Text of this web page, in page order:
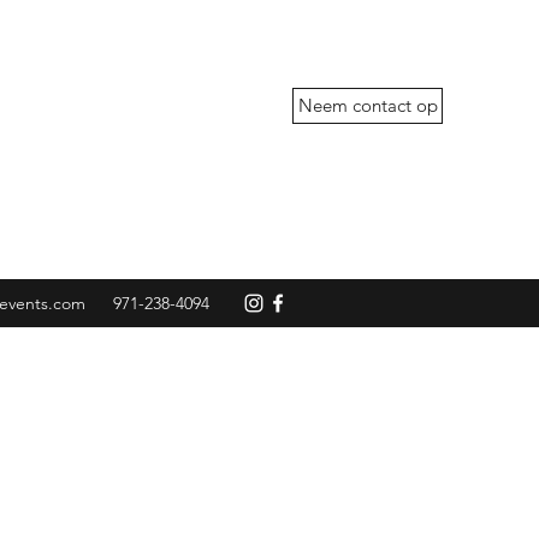
Neem contact op
971-238-4094